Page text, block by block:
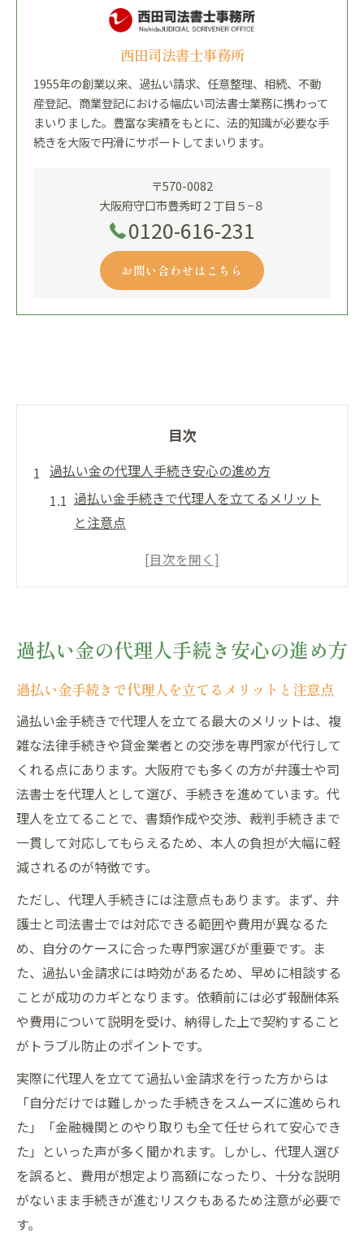
西田司法書士事務所
1955年の創業以来、過払い請求、任意整理、相続、不動
産登記、商業登記における幅広い司法書士業務に携わって
まいりました。豊富な実績をもとに、法的知識が必要な手
続きを大阪で円滑にサポートしてまいります。
〒570-0082
大阪府守口市豊秀町２丁目５−８
0120-616-231
お問い合わせはこちら
目次
過払い金の代理人手続き安心の進め方
過払い金手続きで代理人を立てるメリット
と注意点
過払い金の代理人手続きの流れと安心でき
過払い金請求を代理人に依頼する際の信頼
性の見極め方
を徹底解説
大阪府で過払い金相談を始める前に
過払い金相談前に大阪府で必ず確認したい
ポイント
過払い金請求で大阪府の事務所を選ぶ際の
基準とは
大阪府の過払い金相談の口コミや評判を活
用する方法
過払い金請求のデメリットを大阪府で抑え
るコツ
大阪府で過払い金相談を安心して進めるた
めの準備
代理人による過払い金請求の注意点
過払い金請求の代理人手続きで起こりやす
いトラブル
代理人による過払い金請求の制限と法律上
の注意点
過払い金請求を代理人に依頼する場合のリ
スク回避策
過払い金の代理人手続き安心の進め方
過払い金手続きで代理人を立てるメリットと注意点
過払い金手続きで代理人を立てる最大のメリットは、複
雑な法律手続きや貸金業者との交渉を専門家が代行して
くれる点にあります。大阪府でも多くの方が弁護士や司
法書士を代理人として選び、手続きを進めています。代
理人を立てることで、書類作成や交渉、裁判手続きまで
一貫して対応してもらえるため、本人の負担が大幅に軽
減されるのが特徴です。
ただし、代理人手続きには注意点もあります。まず、弁
護士と司法書士では対応できる範囲や費用が異なるた
め、自分のケースに合った専門家選びが重要です。ま
た、過払い金請求には時効があるため、早めに相談する
ことが成功のカギとなります。依頼前には必ず報酬体系
や費用について説明を受け、納得した上で契約すること
がトラブル防止のポイントです。
実際に代理人を立てて過払い金請求を行った方からは
「自分だけでは難しかった手続きをスムーズに進められ
た」「金融機関とのやり取りも全て任せられて安心でき
た」といった声が多く聞かれます。しかし、代理人選び
を誤ると、費用が想定より高額になったり、十分な説明
がないまま手続きが進むリスクもあるため注意が必要で
す。